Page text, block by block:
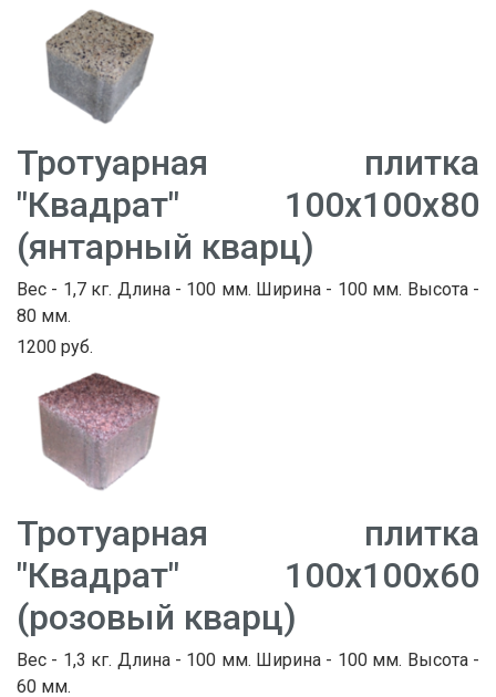
Тротуарная плитка
"Квадрат" 100х100х80
(янтарный кварц)
Вес - 1,7 кг. Длина - 100 мм. Ширина - 100 мм. Высота -
80 мм.
1200 руб.
Тротуарная плитка
"Квадрат" 100х100х60
(розовый кварц)
Вес - 1,3 кг. Длина - 100 мм. Ширина - 100 мм. Высота -
60 мм.